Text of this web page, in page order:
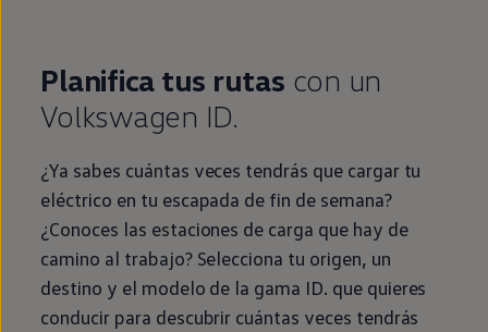
Planifica tus rutas con un
Volkswagen ID.
¿Ya sabes cuántas veces tendrás que cargar tu
eléctrico en tu escapada de fin de semana?
¿Conoces las estaciones de carga que hay de
camino al trabajo? Selecciona tu origen, un
destino y el modelo de la gama ID. que quieres
conducir para descubrir cuántas veces tendrás